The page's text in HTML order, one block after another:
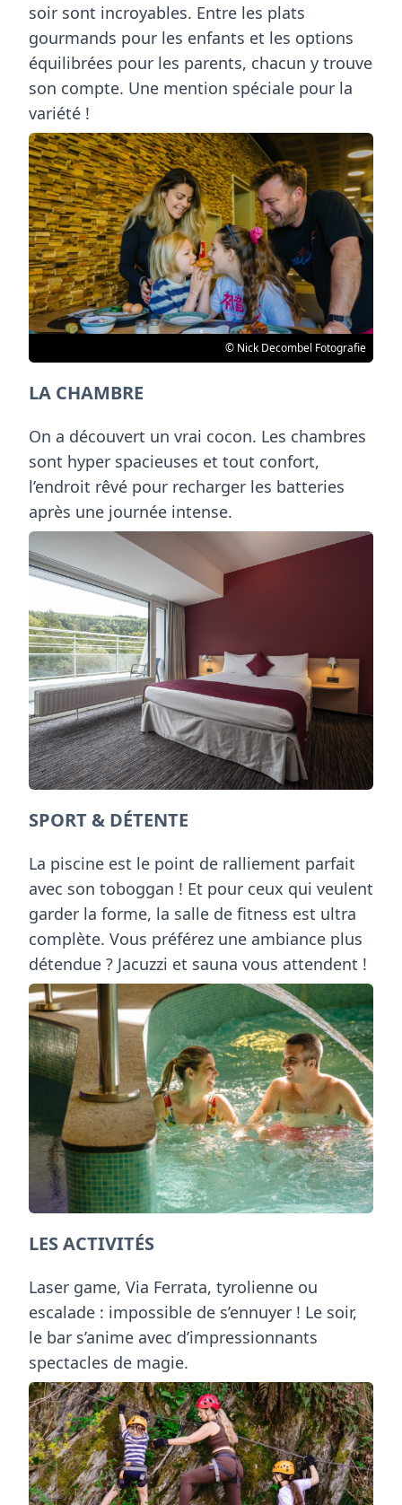
soir sont incroyables. Entre les plats
gourmands pour les enfants et les options
équilibrées pour les parents, chacun y trouve
son compte. Une mention spéciale pour la
variété !
© Nick Decombel Fotografie
LA CHAMBRE
On a découvert un vrai cocon. Les chambres
sont hyper spacieuses et tout confort,
l’endroit rêvé pour recharger les batteries
après une journée intense.
SPORT & DÉTENTE
La piscine est le point de ralliement parfait
avec son toboggan ! Et pour ceux qui veulent
garder la forme, la salle de fitness est ultra
complète. Vous préférez une ambiance plus
détendue ? Jacuzzi et sauna vous attendent !
LES ACTIVITÉS
Laser game, Via Ferrata, tyrolienne ou
escalade : impossible de s’ennuyer ! Le soir,
le bar s’anime avec d’impressionnants
spectacles de magie.